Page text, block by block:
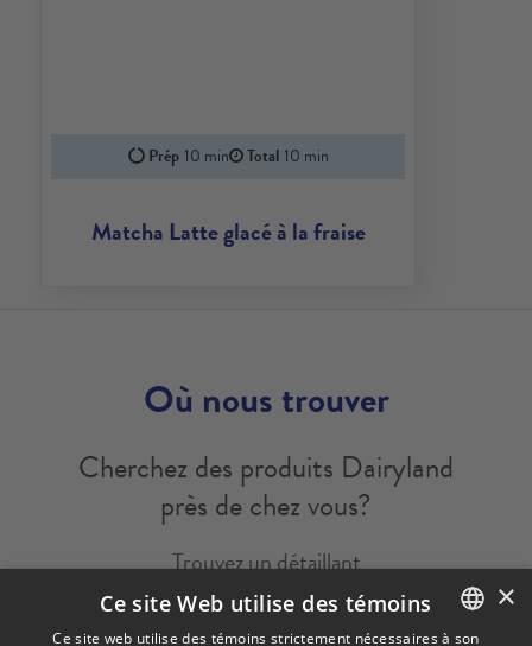
Prép 10 min Total 10 min
Matcha Latte glacé à la fraise
Où nous trouver
Cherchez des produits Dairyland
près de chez vous?
Trouvez un détaillant
Avis légal Politique de confidentialité
×
Ce site Web utilise des témoins
Ce site web utilise des témoins strictement nécessaires à son